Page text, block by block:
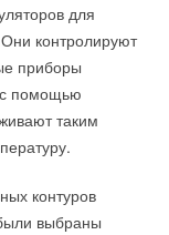
для
контролируют
приборы
с помощью
таким
контуров
выбраны